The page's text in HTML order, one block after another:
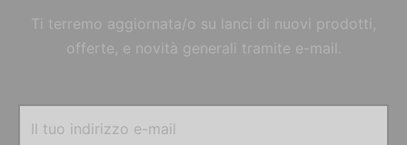
Ti terremo aggiornata/o su lanci di nuovi prodotti,
offerte, e novità generali tramite e-mail.